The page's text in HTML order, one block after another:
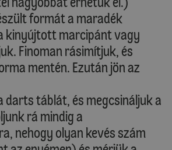
formát a maradék
kinyújtott marcipánt vagy
Finoman rásimítjuk, és
mentén. Ezután jön az
darts táblát, és megcsináljuk a
rá mindig a
nehogy olyan kevés szám